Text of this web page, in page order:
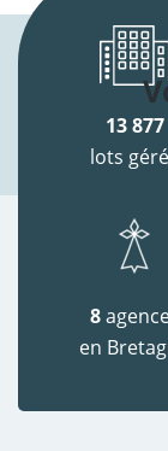
13 877
lots
8
en